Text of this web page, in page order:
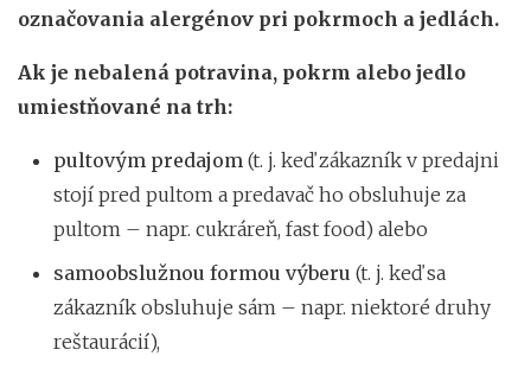
označovania alergénov pri pokrmoch a jedlách.
Ak je nebalená potravina, pokrm alebo jedlo
umiestňované na trh:
pultovým predajom (t. j. keď zákazník v predajni
stojí pred pultom a predavač ho obsluhuje za
pultom – napr. cukráreň, fast food) alebo
samoobslužnou formou výberu (t. j. keď sa
zákazník obsluhuje sám – napr. niektoré druhy
reštaurácií),